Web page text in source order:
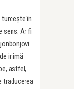
turceşte în
sens. Ar fi
inimă
astfel,
traducerea